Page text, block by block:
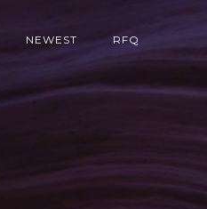
NEWEST RFQ